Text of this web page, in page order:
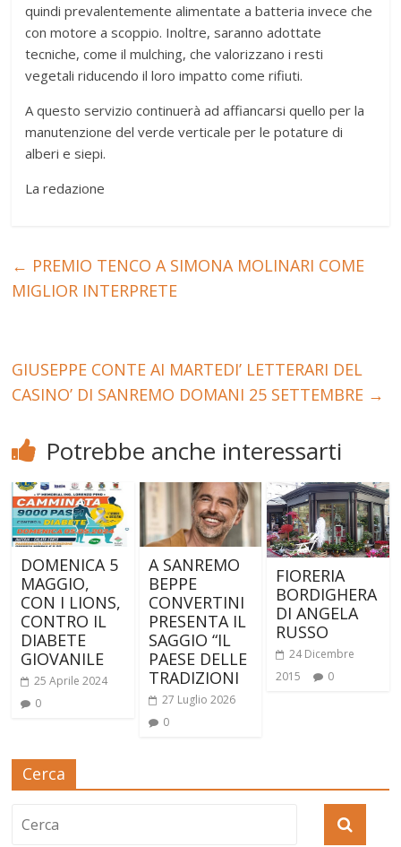
quindi prevalentemente alimentate a batteria invece che
con motore a scoppio. Inoltre, saranno adottate
tecniche, come il mulching, che valorizzano i resti
vegetali riducendo il loro impatto come rifiuti.
A questo servizio continuerà ad affiancarsi quello per la
manutenzione del verde verticale per le potature di
alberi e siepi.
La redazione
← PREMIO TENCO A SIMONA MOLINARI COME
MIGLIOR INTERPRETE
GIUSEPPE CONTE AI MARTEDI’ LETTERARI DEL
CASINO’ DI SANREMO DOMANI 25 SETTEMBRE →
Potrebbe anche interessarti
DOMENICA 5
MAGGIO,
CON I LIONS,
CONTRO IL
DIABETE
GIOVANILE
25 Aprile 2024
0
A SANREMO
BEPPE
CONVERTINI
PRESENTA IL
SAGGIO “IL
PAESE DELLE
TRADIZIONI
27 Luglio 2026
0
FIORERIA
BORDIGHERA
DI ANGELA
RUSSO
24 Dicembre
2015
0
Cerca